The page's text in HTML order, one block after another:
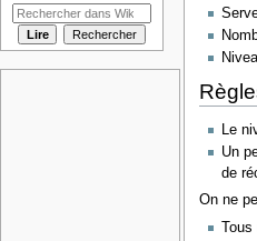
Le
Un
de
On ne